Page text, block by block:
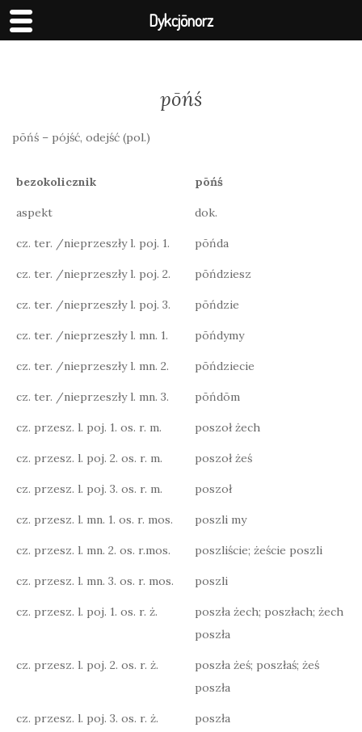
pōńś
pōńś – pójść, odejść (pol.)
bezokolicznik pōńś
aspekt dok.
cz. ter. /nieprzeszły l. poj. 1. pōńda
cz. ter. /nieprzeszły l. poj. 2. pōńdziesz
cz. ter. /nieprzeszły l. poj. 3. pōńdzie
cz. ter. /nieprzeszły l. mn. 1. pōńdymy
cz. ter. /nieprzeszły l. mn. 2. pōńdziecie
cz. ter. /nieprzeszły l. mn. 3. pōńdōm
cz. przesz. l. poj. 1. os. r. m. poszoł żech
cz. przesz. l. poj. 2. os. r. m. poszoł żeś
cz. przesz. l. poj. 3. os. r. m. poszoł
cz. przesz. l. mn. 1. os. r. mos. poszli my
cz. przesz. l. mn. 2. os. r.mos. poszliście; żeście poszli
cz. przesz. l. mn. 3. os. r. mos. poszli
cz. przesz. l. poj. 1. os. r. ż.
poszła żech; poszłach; żech
poszła
cz. przesz. l. poj. 2. os. r. ż.
poszła żeś; poszłaś; żeś
poszła
cz. przesz. l. poj. 3. os. r. ż. poszła
Dykcjōnorz